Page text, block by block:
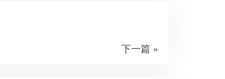
下一篇 »